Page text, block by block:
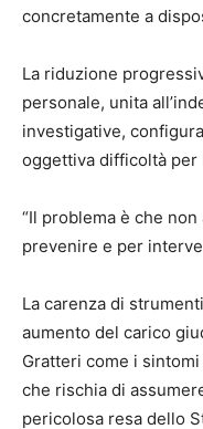
concretamente a
La riduzione
personale, unita
investigative,
oggettiva difficoltà per
“Il problema è che
prevenire e per
La carenza di
aumento del carico
Gratteri come i
che rischia di
pericolosa resa dello